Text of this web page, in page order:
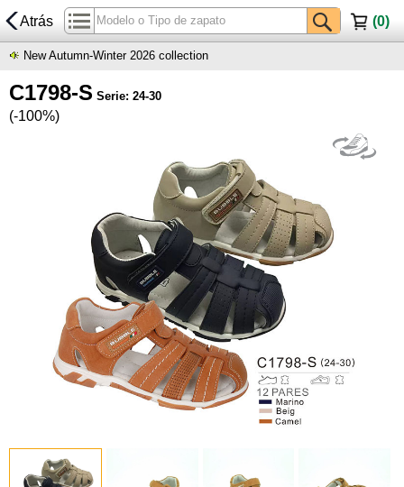
Atrás (0)
New Autumn-Winter 2026 collection
C1798-S Serie: 24-30
(-100%)